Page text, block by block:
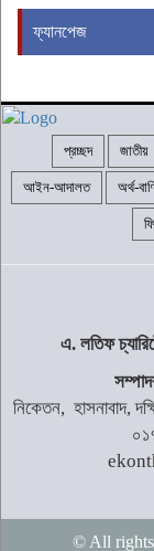
৬
ফ্যানপেজ
প্রচ্ছদ জাতীয়
আইন-আদালত অর্থ-
এ. লতিফ
সম্পাদক:
নিকেতন, হাসনাবাদ,
© All rights